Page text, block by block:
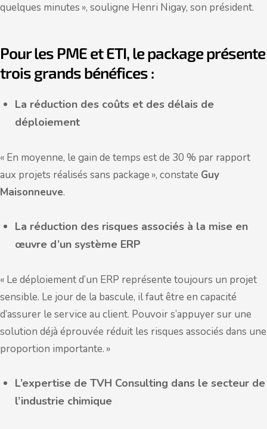
quelques minutes », souligne Henri Nigay, son président.
Pour les PME et ETI, le package présente
trois grands bénéfices :
La réduction des coûts et des délais de
déploiement
« En moyenne, le gain de temps est de 30 % par rapport
aux projets réalisés sans package », constate Guy
Maisonneuve.
La réduction des risques associés à la mise en
œuvre d’un système ERP
« Le déploiement d’un ERP représente toujours un projet
sensible. Le jour de la bascule, il faut être en capacité
d’assurer le service au client. Pouvoir s’appuyer sur une
solution déjà éprouvée réduit les risques associés dans une
proportion importante. »
L’expertise de TVH Consulting dans le secteur de
l’industrie chimique